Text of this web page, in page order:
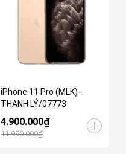
iPhone 11 Pro (MLK) -
THANH LÝ/07773
4.900.000₫
11.990.000₫